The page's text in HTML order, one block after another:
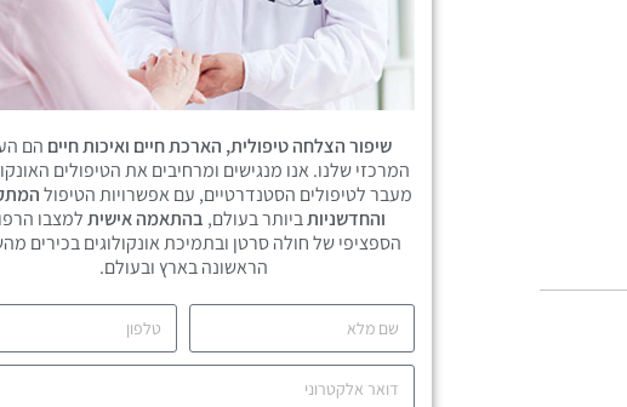
שיפור הצלחה טיפולית, הארכת חיים ואיכות חיים הם
המרכזי שלנו. אנו מנגישים ומרחיבים את הטיפולים
מעבר לטיפולים הסטנדרטיים, עם אפשרויות הטיפול
והחדשניותביותר בעולם, בהתאמה אישיתלמצבו
הספציפי של חולה סרטן ובתמיכת אונקולוגים בכירים
הראשונה בארץ ובעולם.